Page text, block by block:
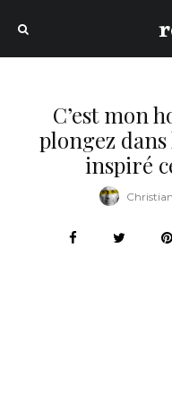
C’est mon
plongez
inspiré